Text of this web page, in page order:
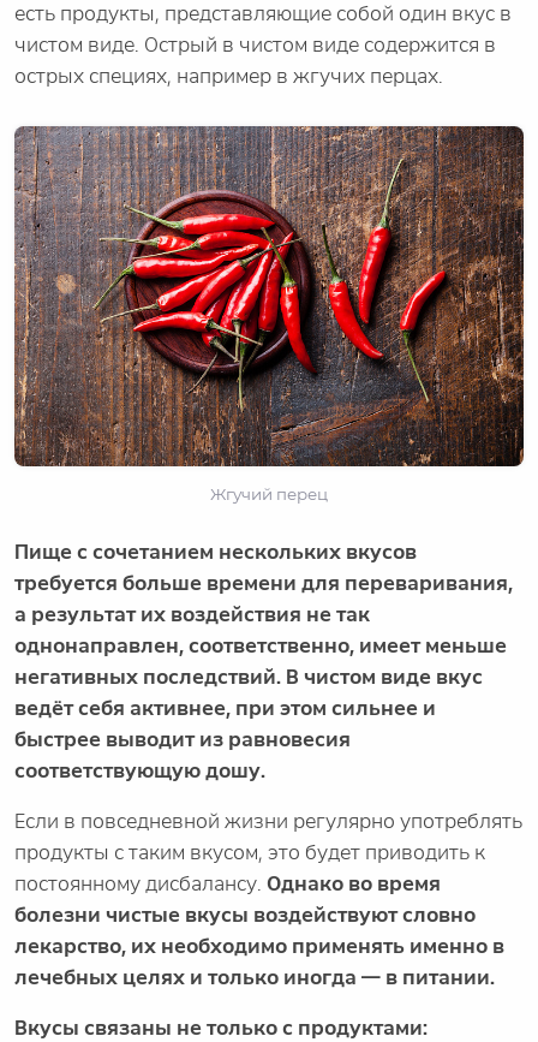
есть продукты, представляющие собой один вкус в
чистом виде. Острый в чистом виде содержится в
острых специях, например в жгучих перцах.
Жгучий перец
Пище с сочетанием нескольких вкусов
требуется больше времени для переваривания,
а результат их воздействия не так
однонаправлен, соответственно, имеет меньше
негативных последствий. В чистом виде вкус
ведёт себя активнее, при этом сильнее и
быстрее выводит из равновесия
соответствующую дошу.
Если в повседневной жизни регулярно употреблять
продукты с таким вкусом, это будет приводить к
постоянному дисбалансу. Однако во время
болезни чистые вкусы воздействуют словно
лекарство, их необходимо применять именно в
лечебных целях и только иногда — в питании.
Вкусы связаны не только с продуктами: